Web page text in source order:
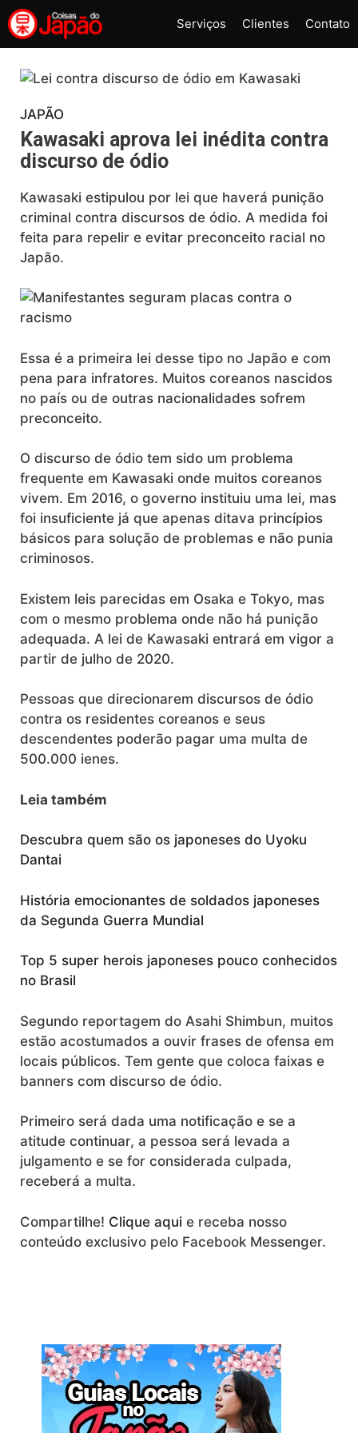
Pular
para
o
conteúdo
Serviços Clientes Contato
JAPÃO
Kawasaki aprova lei inédita contra
discurso de ódio
Kawasaki estipulou por lei que haverá punição
criminal contra discursos de ódio. A medida foi
feita para repelir e evitar preconceito racial no
Japão.
Essa é a primeira lei desse tipo no Japão e com
pena para infratores. Muitos coreanos nascidos
no país ou de outras nacionalidades sofrem
preconceito.
O discurso de ódio tem sido um problema
frequente em Kawasaki onde muitos coreanos
vivem. Em 2016, o governo instituiu uma lei, mas
foi insuficiente já que apenas ditava princípios
básicos para solução de problemas e não punia
criminosos.
Existem leis parecidas em Osaka e Tokyo, mas
com o mesmo problema onde não há punição
adequada. A lei de Kawasaki entrará em vigor a
partir de julho de 2020.
Pessoas que direcionarem discursos de ódio
contra os residentes coreanos e seus
descendentes poderão pagar uma multa de
500.000 ienes.
Leia também
Descubra quem são os japoneses do Uyoku
Dantai
História emocionantes de soldados japoneses
da Segunda Guerra Mundial
Top 5 super herois japoneses pouco conhecidos
no Brasil
Segundo reportagem do Asahi Shimbun, muitos
estão acostumados a ouvir frases de ofensa em
locais públicos. Tem gente que coloca faixas e
banners com discurso de ódio.
Primeiro será dada uma notificação e se a
atitude continuar, a pessoa será levada a
julgamento e se for considerada culpada,
receberá a multa.
Compartilhe! Clique aqui e receba nosso
conteúdo exclusivo pelo Facebook Messenger.